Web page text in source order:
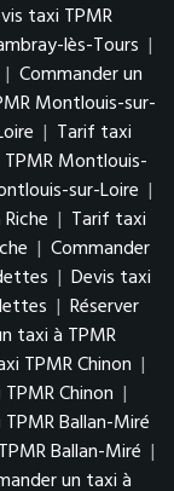
taxi TPMR
lès-Tours |
| Commander un
Montlouis-sur-
| Tarif taxi
Montlouis-
sur-Loire |
| Tarif taxi
| Commander
| Devis taxi
| Réserver
taxi à TPMR
TPMR Chinon |
Chinon |
TPMR Ballan-Miré
Ballan-Miré |
un taxi à